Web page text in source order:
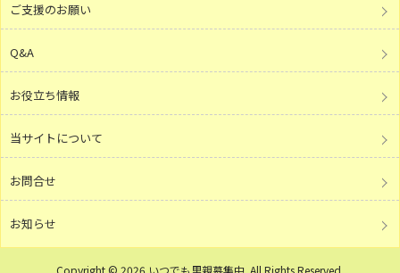
ご支援のお願い
Q&A
お役立ち情報
当サイトについて
お問合せ
お知らせ
Copyright © 2026 いつでも里親募集中 .All Rights Reserved.